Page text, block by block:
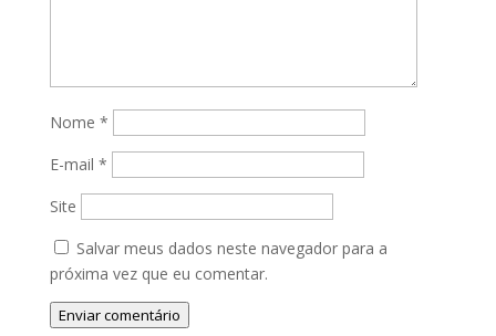
Nome *
E-mail *
Site
Salvar meus dados neste navegador para a
próxima vez que eu comentar.
Enviar comentário